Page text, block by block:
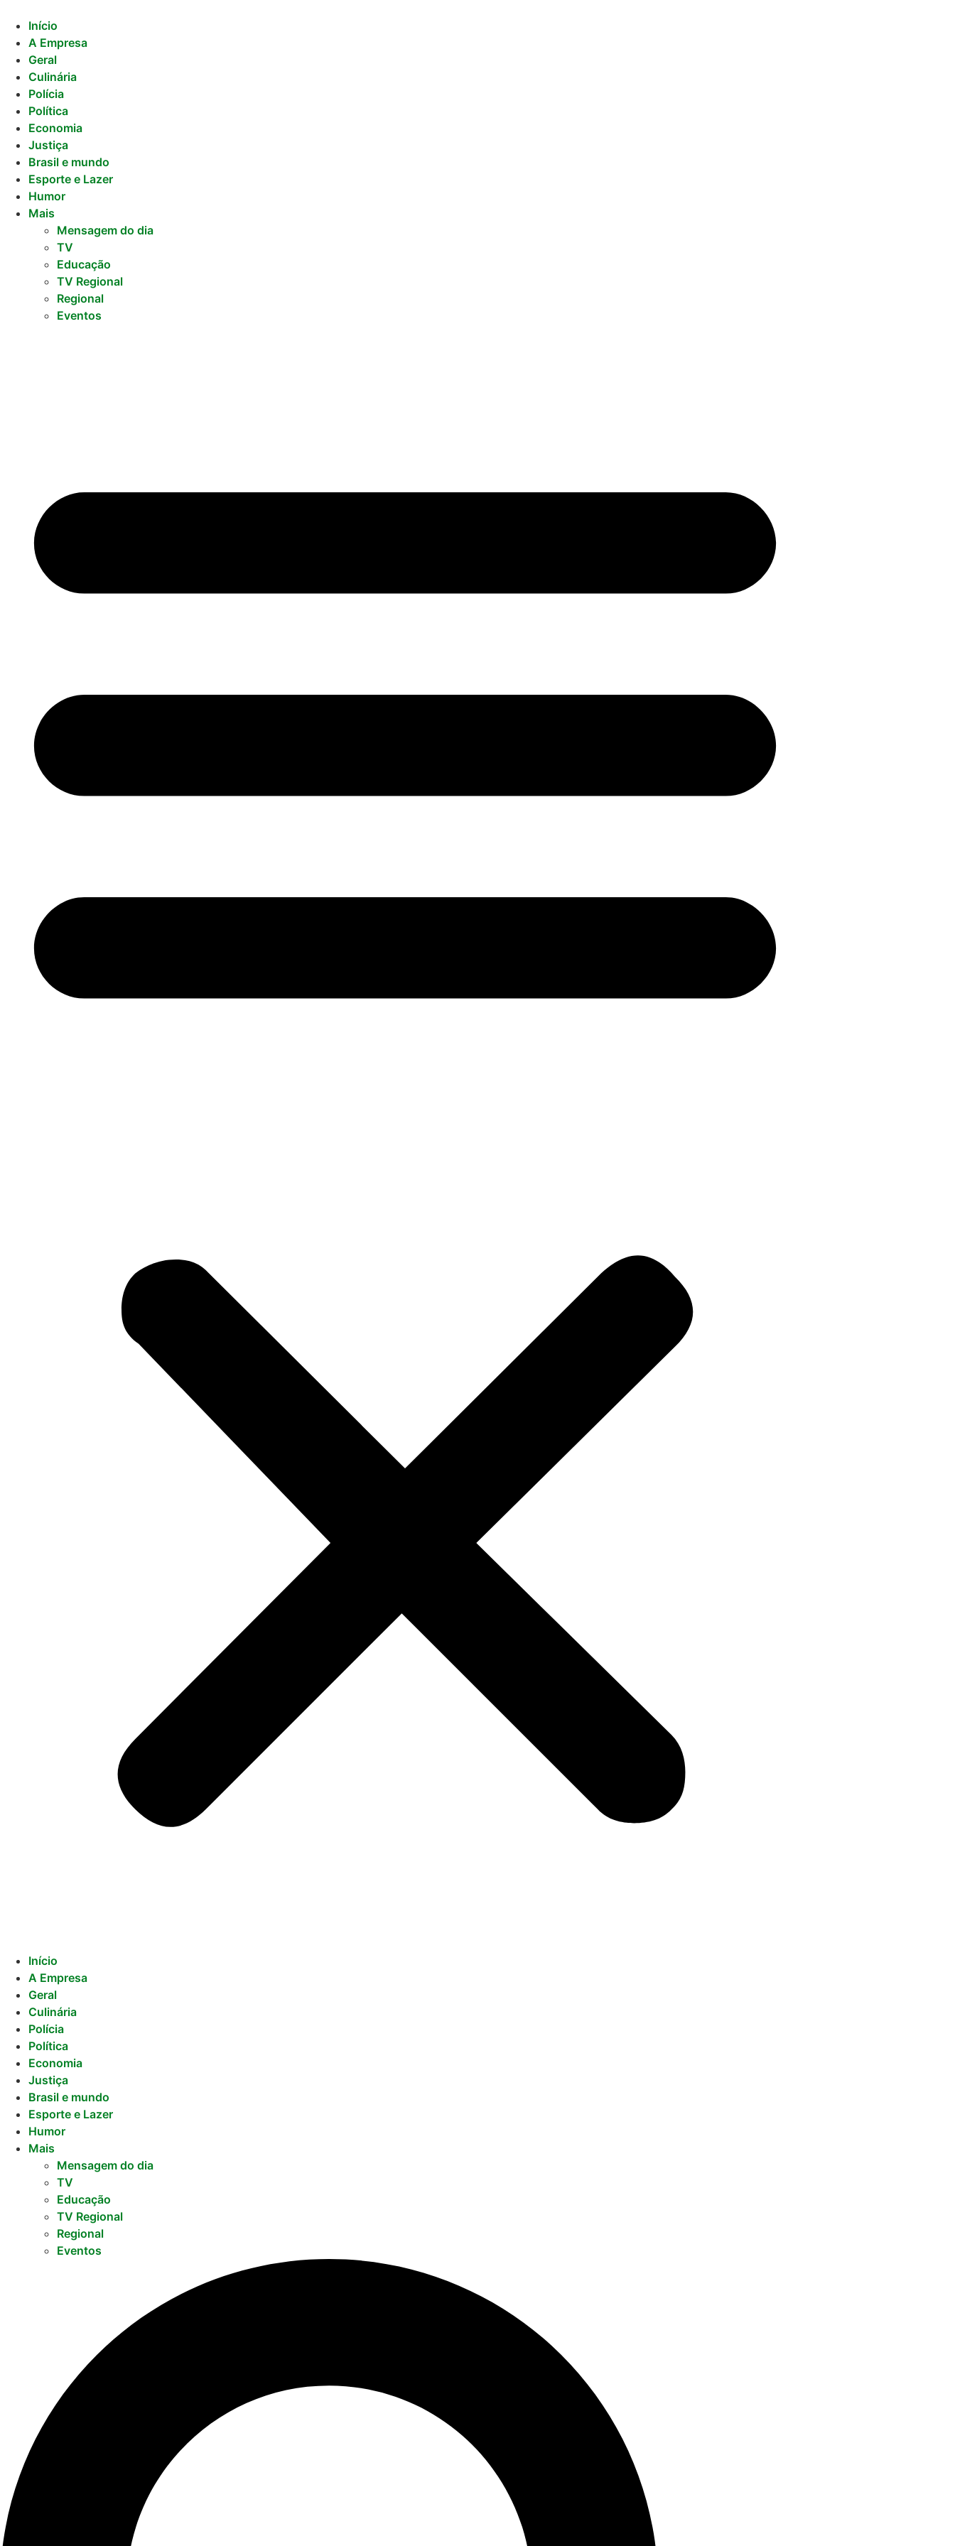
para
conteúdo
Início
A Empresa
Geral
Culinária
Polícia
Política
Economia
Justiça
Brasil e mundo
Esporte e Lazer
Humor
Mais
Mensagem do dia
TV
Educação
TV Regional
Regional
Eventos
Início
A Empresa
Geral
Culinária
Polícia
Política
Economia
Justiça
Brasil e mundo
Esporte e Lazer
Humor
Mais
Mensagem do dia
TV
Educação
TV Regional
Regional
Eventos